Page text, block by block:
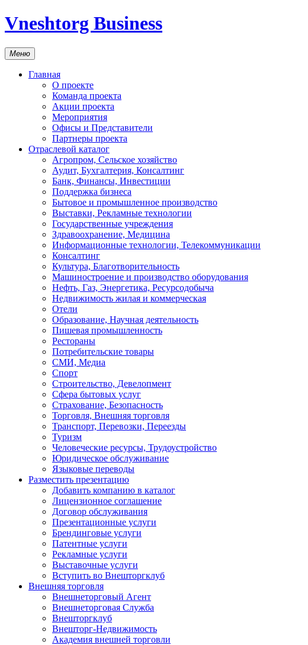
Vneshtorg Business
Меню
Главная
О проекте
Команда проекта
Акции проекта
Мероприятия
Офисы и Представители
Партнеры проекта
Отраслевой каталог
Агропром, Сельское хозяйство
Аудит, Бухгалтерия, Консалтинг
Банк, Финансы, Инвестиции
Поддержка бизнеса
Бытовое и промышленное производство
Выставки, Рекламные технологии
Государственные учреждения
Здравоохранение, Медицина
Информационные технологии, Телекоммуникации
Консалтинг
Культура, Благотворительность
Машиностроение и производство оборудования
Нефть, Газ, Энергетика, Ресурсодобыча
Недвижимость жилая и коммерческая
Отели
Образование, Научная деятельность
Пишевая промышленность
Рестораны
Потребительские товары
СМИ, Медиа
Спорт
Строительство, Девелопмент
Сфера бытовых услуг
Страхование, Безопасность
Торговля, Внешняя торговля
Транспорт, Перевозки, Переезды
Туризм
Человеческие ресурсы, Трудоустройство
Юридическое обслуживание
Языковые переводы
Разместить презентацию
Добавить компанию в каталог
Лицензионное соглашение
Договор обслуживания
Презентационные услуги
Брендинговые услуги
Патентные услуги
Рекламные услуги
Выставочные услуги
Вступить во Внешторгклуб
Внешняя торговля
Внешнеторговый Агент
Внешнеторговая Служба
Внешторгклуб
Внешторг-Недвижимость
Академия внешней торговли